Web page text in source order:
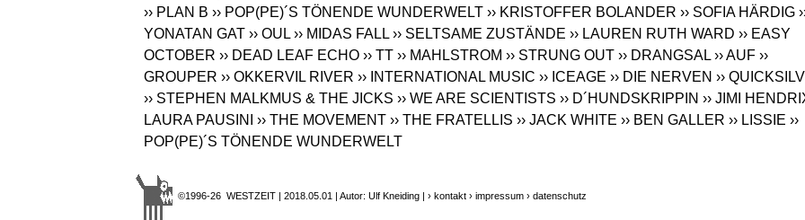
›› PLAN B ›› POP(PE)´S TÖNENDE WUNDERWELT ›› KRISTOFFER BOLANDER ›› SOFIA HÄRDIG
YONATAN GAT ›› OUL ›› MIDAS FALL ›› SELTSAME ZUSTÄNDE ›› LAUREN RUTH WARD ›› EASY
OCTOBER ›› DEAD LEAF ECHO ›› TT ›› MAHLSTROM ›› STRUNG OUT ›› DRANGSAL ›› AUF ››
GROUPER ›› OKKERVIL RIVER ›› INTERNATIONAL MUSIC ›› ICEAGE ›› DIE NERVEN ››
›› STEPHEN MALKMUS & THE JICKS ›› WE ARE SCIENTISTS ›› D´HUNDSKRIPPIN ›› JIMI
LAURA PAUSINI
›› THE MOVEMENT ›› THE FRATELLIS ›› JACK WHITE ›› BEN GALLER ›› LISSIE ››
POP(PE)´S TÖNENDE WUNDERWELT
©1996-26 WESTZEIT | 2018.05.01 | Autor: Ulf Kneiding | › kontakt › impressum › datenschutz